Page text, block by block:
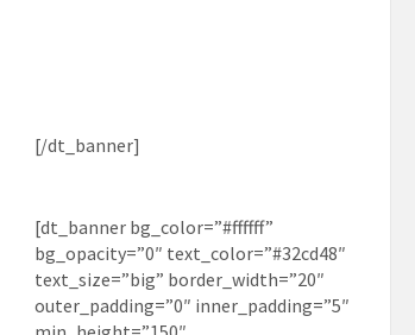
[/dt_banner]
[dt_banner bg_color=”#ffffff”
bg_opacity=”0″ text_color=”#32cd48″
text_size=”big” border_width=”20″
outer_padding=”0″ inner_padding=”5″